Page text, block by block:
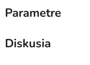
Parametre
Diskusia